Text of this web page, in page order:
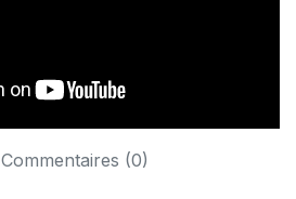
Commentaires (0)